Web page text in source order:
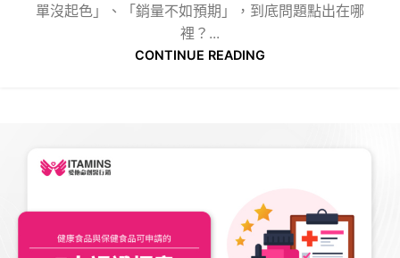
單沒起色」、「銷量不如預期」，到底問題點出在哪
裡？...
CONTINUE READING